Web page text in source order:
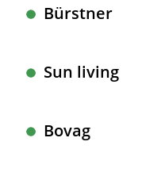
Bürstner
Sun living
Bovag